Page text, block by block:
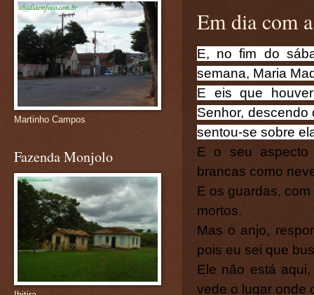
Em dia com
E, no fim do
semana, Maria
E eis que
Senhor,
sentou-se sobre
E o seu aspecto
brancas como
E os guardas,
mortos.
Mas o anjo,
pois eu sei que
Ele não está
vede o lugar onde
Martinho Campos
Fazenda Monjolo